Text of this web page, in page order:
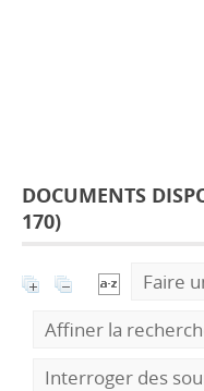
DOCUMENTS
170)
Faire
Affiner la
Interroger des